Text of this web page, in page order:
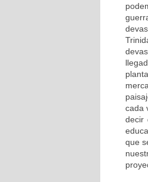
cada
decir
que